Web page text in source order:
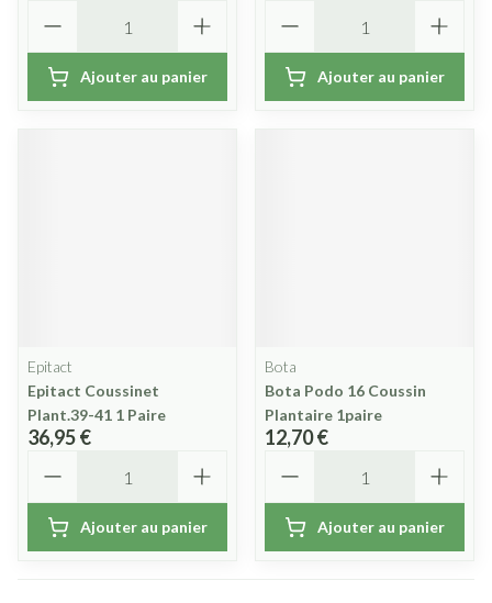
Ajouter au panier Ajouter au panier
Epitact
Epitact Coussinet
Plant.39-41 1 Paire
36,95 €
Ajouter au panier
Bota
Bota Podo 16 Coussin
Plantaire 1paire
12,70 €
Ajouter au panier